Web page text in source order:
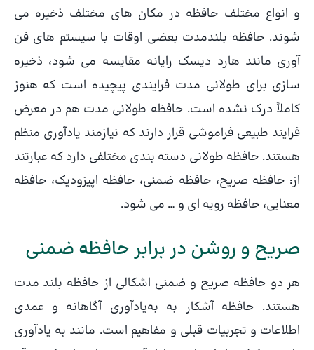
و انواع مختلف حافظه در مکان های مختلف ذخیره می
شوند. حافظه بلندمدت بعضی اوقات با سیستم های فن
آوری مانند هارد دیسک رایانه مقایسه می شود، ذخیره
سازی برای طولانی مدت فرایندی پیچیده است که هنوز
کاملاً درک نشده است. حافظه طولانی مدت هم در معرض
فرایند طبیعی فراموشی قرار دارند که نیازمند یادآوری منظم
هستند. حافظه طولانی دسته بندی مختلفی دارد که عبارتند
از: حافظه صریح، حافظه ضمنی، حافظه اپیزودیک، حافظه
معنایی، حافظه رویه ای و … می شود.
صریح و روشن در برابر حافظه ضمنی
هر دو حافظه صریح و ضمنی اشکالی از حافظه بلند مدت
هستند. حافظه آشکار به به‌یادآوری آگاهانه و عمدی
اطلاعات و تجربیات قبلی و مفاهیم است. مانند به یادآوری